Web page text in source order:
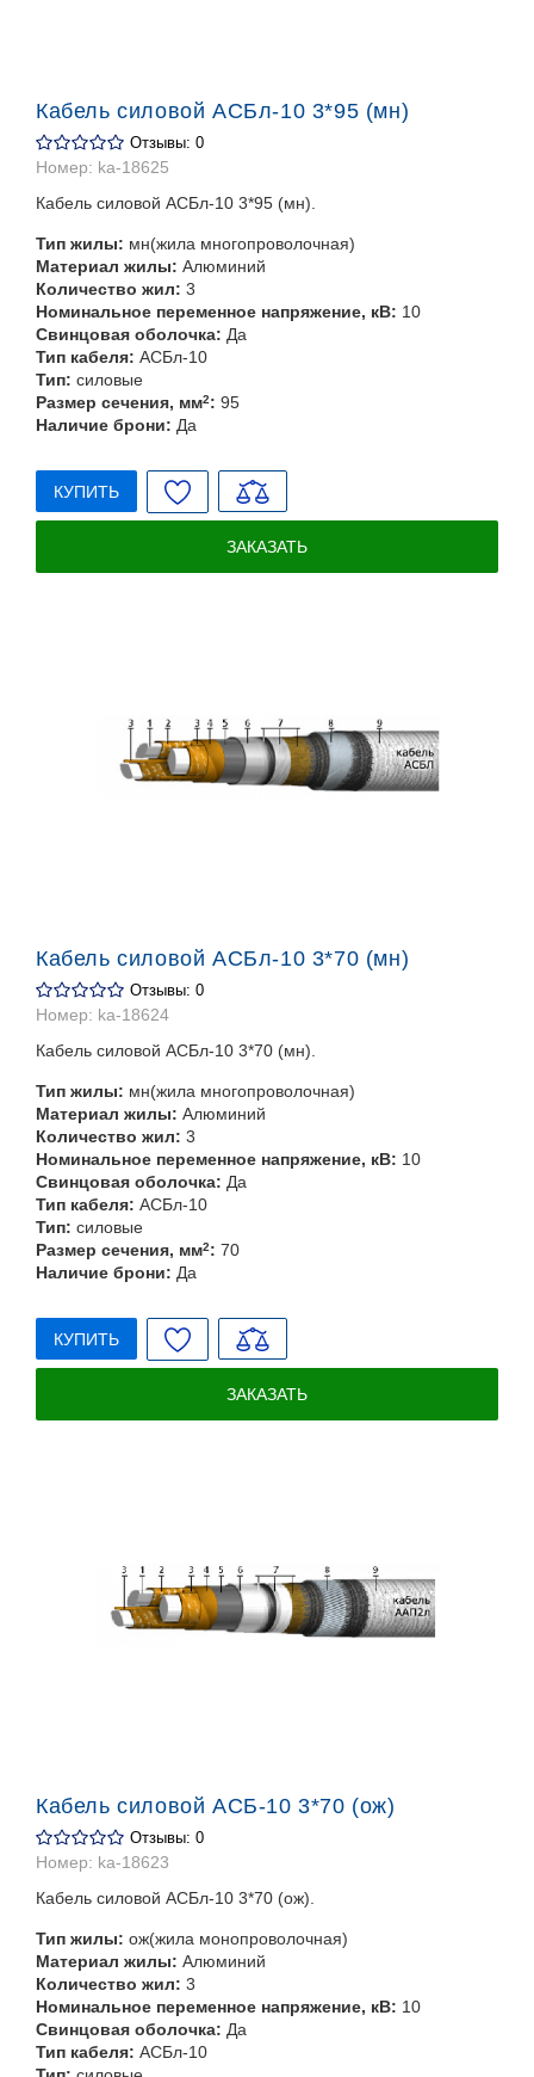
Кабель силовой АСБл-10 3*95 (мн)
Отзывы: 0
Номер: ka-18625
Кабель силовой АСБл-10 3*95 (мн).
Тип жилы: мн(жила многопроволочная)
Материал жилы: Алюминий
Количество жил: 3
Номинальное переменное напряжение, кВ: 10
Свинцовая оболочка: Да
Тип кабеля: АСБл-10
Тип: силовые
Размер сечения, мм2: 95
Наличие брони: Да
КУПИТЬ
ЗАКАЗАТЬ
Кабель силовой АСБл-10 3*70 (мн)
Отзывы: 0
Номер: ka-18624
Кабель силовой АСБл-10 3*70 (мн).
Тип жилы: мн(жила многопроволочная)
Материал жилы: Алюминий
Количество жил: 3
Номинальное переменное напряжение, кВ: 10
Свинцовая оболочка: Да
Тип кабеля: АСБл-10
Тип: силовые
Размер сечения, мм2: 70
Наличие брони: Да
КУПИТЬ
ЗАКАЗАТЬ
Кабель силовой АСБ-10 3*70 (ож)
Отзывы: 0
Номер: ka-18623
Кабель силовой АСБл-10 3*70 (ож).
Тип жилы: ож(жила монопроволочная)
Материал жилы: Алюминий
Количество жил: 3
Номинальное переменное напряжение, кВ: 10
Свинцовая оболочка: Да
Тип кабеля: АСБл-10